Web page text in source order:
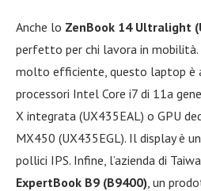
Anche lo ZenBook 14 Ultralight
perfetto per chi lavora in mobilità.
molto efficiente, questo laptop è
processori Intel Core i7 di 11a
X integrata (UX435EAL) o GPU
MX450 (UX435EGL). Il display è
pollici IPS. Infine, l’azienda di
ExpertBook B9 (B9400) , un